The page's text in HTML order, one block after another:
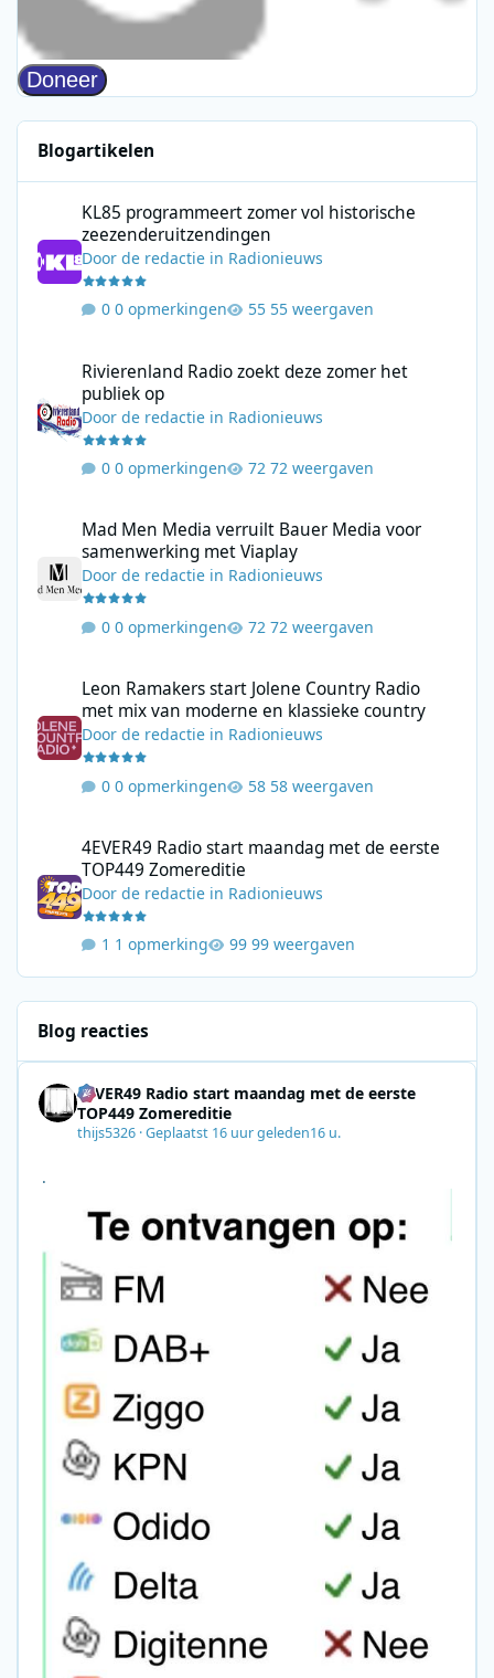
Blogartikelen
KL85 programmeert zomer vol historische
zeezenderuitzendingen
Doorde redactie in Radionieuws
0 opmerkingen 55 weergaven
Rivierenland Radio zoekt deze zomer het
publiek op
Doorde redactie in Radionieuws
0 opmerkingen 72 weergaven
Mad Men Media verruilt Bauer Media voor
samenwerking met Viaplay
Doorde redactie in Radionieuws
0 opmerkingen 72 weergaven
Leon Ramakers start Jolene Country Radio
met mix van moderne en klassieke country
Doorde redactie in Radionieuws
0 opmerkingen 58 weergaven
4EVER49 Radio start maandag met de eerste
TOP449 Zomereditie
Doorde redactie in Radionieuws
1 opmerking 99 weergaven
Blog reacties
4EVER49 Radio start maandag met de eerste
TOP449 Zomereditie
thijs5326 ·Geplaatst 16 uur geleden16 u.
.